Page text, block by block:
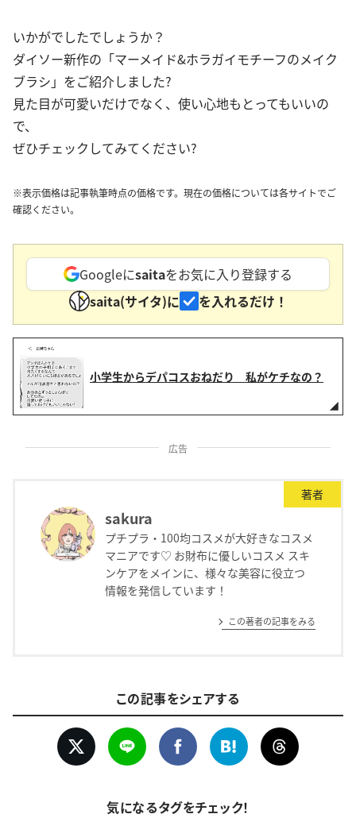
いかがでしたでしょうか？
ダイソー新作の「マーメイド&ホラガイモチーフのメイク
ブラシ」をご紹介しました?
見た目が可愛いだけでなく、使い心地もとってもいいの
で、
ぜひチェックしてみてください?
※表示価格は記事執筆時点の価格です。現在の価格については各サイトでご
確認ください。
Googleにsaitaをお気に入り登録する
saita(サイタ)に
を入れるだけ！
小学生からデパコスおねだり 私がケチなの？
広告
著者
sakura
プチプラ・100均コスメが大好きなコスメ
マニアです♡ お財布に優しいコスメ スキ
ンケアをメインに、様々な美容に役立つ
情報を発信しています！
この著者の記事をみる
この記事をシェアする
気になるタグをチェック！